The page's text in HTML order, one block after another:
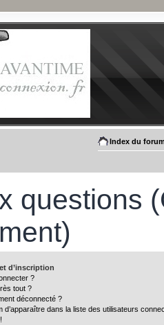
Index du
questions
d’inscription
?
tout ?
déconnecté ?
d’apparaître dans la liste des utilisateurs